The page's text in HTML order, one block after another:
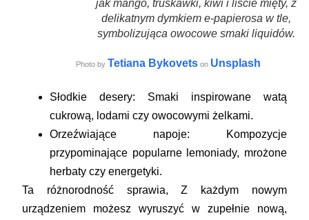
jak mango, truskawki, kiwi i liście mięty, z
delikatnym dymkiem e-papierosa w tle,
symbolizująca owocowe smaki liquidów.
Photo by Tetiana Bykovets on Unsplash
Słodkie desery: Smaki inspirowane watą
cukrową, lodami czy owocowymi żelkami.
Orzeźwiające napoje: Kompozycje
przypominające popularne lemoniady, mrożone
herbaty czy energetyki.
Ta różnorodność sprawia, Z każdym nowym
urządzeniem możesz wyruszyć w zupełnie nową,